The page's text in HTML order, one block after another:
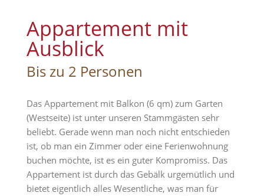
Appartement mit
Ausblick
Bis zu 2 Personen
Das Appartement mit Balkon (6 qm) zum Garten
(Westseite) ist unter unseren Stammgästen sehr
beliebt. Gerade wenn man noch nicht entschieden
ist, ob man ein Zimmer oder eine Ferienwohnung
buchen möchte, ist es ein guter Kompromiss. Das
Appartement ist durch das Gebälk urgemütlich und
bietet eigentlich alles Wesentliche, was man für